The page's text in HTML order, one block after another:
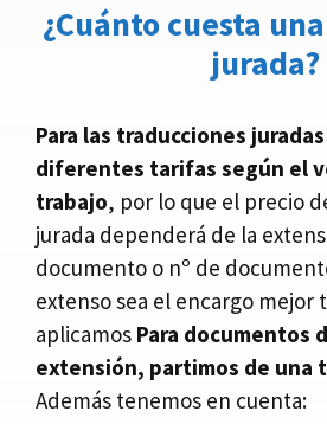
¿Cuánto cuesta
jurada?
Para las traducciones
diferentes tarifas según el
trabajo, por lo que el precio
jurada dependerá de la
documento o nº de
extenso sea el encargo mejor
aplicamos Para documentos
extensión, partimos de una
Además tenemos en cuenta: